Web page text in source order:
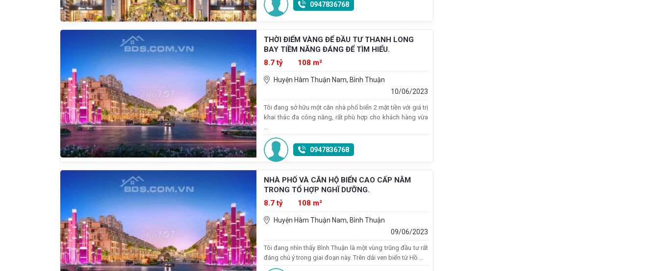
0947836768
THỜI ĐIỂM VÀNG ĐỂ ĐẦU TƯ THANH LONG
BAY TIỀM NĂNG ĐÁNG ĐỂ TÌM HIỂU.
8.7 tỷ
108 m²
Huyện Hàm Thuận Nam, Bình Thuận
10/06/2023
Tôi đang sở hữu một căn nhà phố biển 2 mặt tiền với giá trị
khai thác đa công năng, rất phù hợp cho khách hàng vừa
...
0947836768
NHÀ PHỐ VÀ CĂN HỘ BIỂN CAO CẤP NẰM
TRONG TỔ HỢP NGHĨ DƯỠNG.
8.7 tỷ
108 m²
Huyện Hàm Thuận Nam, Bình Thuận
09/06/2023
Tôi đang nhìn thấy Bình Thuận là một vùng trũng đầu tư rất
đáng chú ý trong giai đoạn này. Trên dải ven biển từ Hồ ...